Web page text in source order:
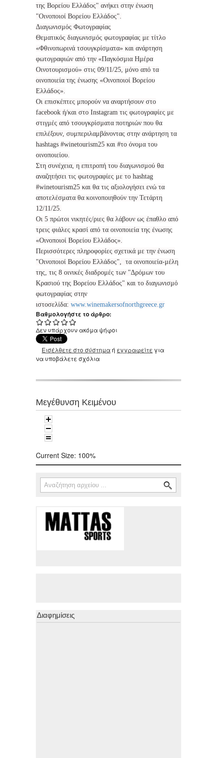
της Βορείου Ελλάδος" ανήκει στην ένωση
"Οινοποιοί Βορείου Ελλάδος".
Διαγωνισμός Φωτογραφίας
Θεματικός διαγωνισμός φωτογραφίας με τίτλο
«Φθινοπωρινά τσουγκρίσματα» και ανάρτηση
φωτογραφιών από την «Παγκόσμια Ημέρα
Οινοτουρισμού» στις 09/11/25, μόνο από τα
οινοποιεία της ένωσης «Οινοποιοί Βορείου
Ελλάδος».
Οι επισκέπτες μπορούν να αναρτήσουν στο
facebook ή/και στο Instagram τις φωτογραφίες με
στιγμές από τσουγκρίσματα ποτηριών που θα
επιλέξουν, συμπεριλαμβάνοντας στην ανάρτηση τα
hashtags #winetourism25 και #το όνομα του
οινοποιείου.
Στη συνέχεια, η επιτροπή του διαγωνισμού θα
αναζητήσει τις φωτογραφίες με το hashtag
#winetourism25 και θα τις αξιολογήσει ενώ τα
αποτελέσματα θα κοινοποιηθούν την Τετάρτη
12/11/25.
Οι 5 πρώτοι νικητές/ριες θα λάβουν ως έπαθλο από
τρεις φιάλες κρασί από τα οινοποιεία της ένωσης
«Οινοποιοί Βορείου Ελλάδος».
Περισσότερες πληροφορίες σχετικά με την ένωση
"Οινοποιοί Βορείου Ελλάδος", τα οινοποιεία-μέλη
της, τις 8 οινικές διαδρομές των "Δρόμων του
Κρασιού της Βορείου Ελλάδος" και το διαγωνισμό
φωτογραφίας στην
ιστοσελίδα: www.winemakersofnorthgreece.gr
Βαθμολογήστε το άρθρο:
Δεν υπάρχουν ακόμα ψήφοι
Εισέλθετε στο σύστημαή εγγραφείτε για
να υποβάλετε σχόλια
Μεγέθυνση Κειμένου
Current Size: 100%
Φόρμα αναζήτησης
Αναζήτηση
Διαφημίσεις